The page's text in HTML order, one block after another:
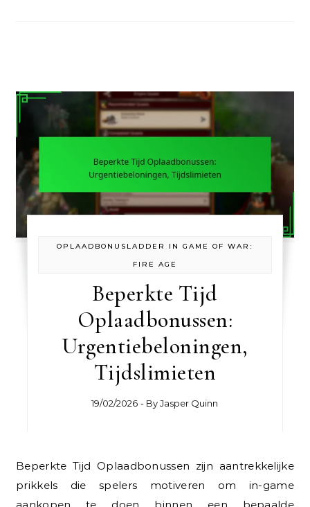
OPLAADBONUSLADDER IN GAME OF WAR:
FIRE AGE
Beperkte Tijd
Oplaadbonussen:
Urgentiebeloningen,
Tijdslimieten
19/02/2026 - ByJasper Quinn
Beperkte Tijd Oplaadbonussen zijn aantrekkelijke
prikkels die spelers motiveren om in-game
aankopen te doen binnen een bepaalde